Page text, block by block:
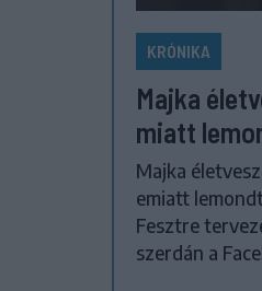
KRÓNIKA
Majka
miatt
Majka
emiatt
Fesztre
szerdán a